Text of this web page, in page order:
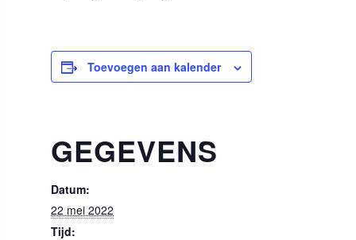
Toevoegen aan kalender
GEGEVENS
Datum:
22 mei 2022
Tijd: